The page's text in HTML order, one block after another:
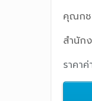
คุณกช
สำนัก
ราคา